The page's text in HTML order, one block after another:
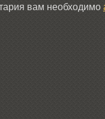
вам необходимо